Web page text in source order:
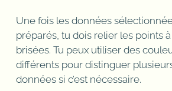
Une fois les données
préparés, tu dois relier les points à
brisées. Tu peux utiliser des
différents pour distinguer
données si c’est nécessaire.